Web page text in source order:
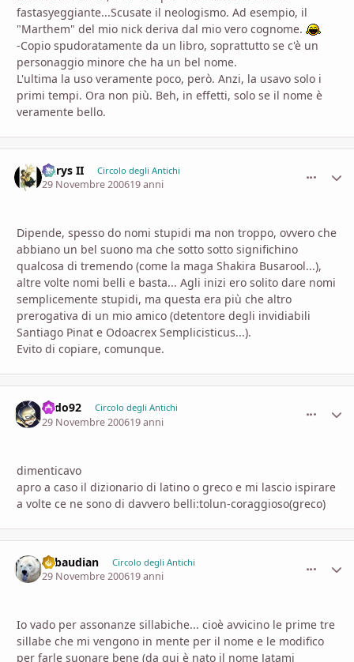
fastasyeggiante...Scusate il neologismo. Ad esempio, il
"Marthem" del mio nick deriva dal mio vero cognome.
-Copio spudoratamente da un libro, soprattutto se c'è un
personaggio minore che ha un bel nome.
L'ultima la uso veramente poco, però. Anzi, la usavo solo i
primi tempi. Ora non più. Beh, in effetti, solo se il nome è
veramente bello.
Aerys II Circolo degli Antichi
29 Novembre 200619 anni
Dipende, spesso do nomi stupidi ma non troppo, ovvero che
abbiano un bel suono ma che sotto sotto significhino
qualcosa di tremendo (come la maga Shakira Busarool...),
altre volte nomi belli e basta... Agli inizi ero solito dare nomi
semplicemente stupidi, ma questa era più che altro
prerogativa di un mio amico (detentore degli invidiabili
Santiago Pinat e Odoacrex Semplicisticus...).
Evito di copiare, comunque.
Sado92 Circolo degli Antichi
29 Novembre 200619 anni
dimenticavo
apro a caso il dizionario di latino o greco e mi lascio ispirare
a volte ce ne sono di davvero belli:tolun-coraggioso(greco)
Sabaudian Circolo degli Antichi
29 Novembre 200619 anni
Io vado per assonanze sillabiche... cioè avvicino le prime tre
sillabe che mi vengono in mente per il nome e le modifico
per farle suonare bene (da qui è nato il nome Jatami